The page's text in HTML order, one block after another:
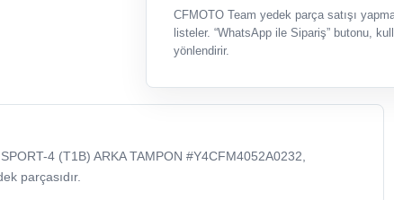
CFMOTO Team yedek parça satışı
listeler. “WhatsApp ile Sipariş” butonu,
yönlendirir.
4 (T1B) ARKA TAMPON #Y4CFM4052A0232,
parçasıdır.